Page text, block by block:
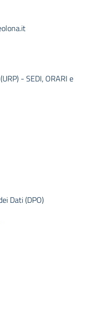
- SEDI, ORARI e
Dati (DPO)